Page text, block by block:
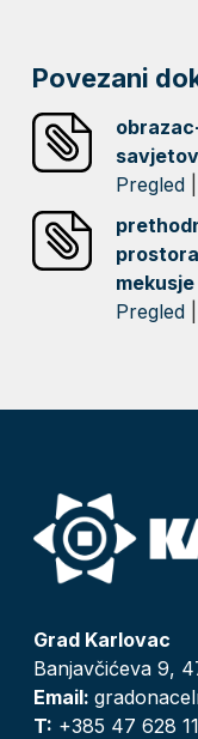
Povezani
Pregled
mekusje
Pregled
Grad Karlovac
Banjavčićeva 9,
Email:
T: +385 47 628